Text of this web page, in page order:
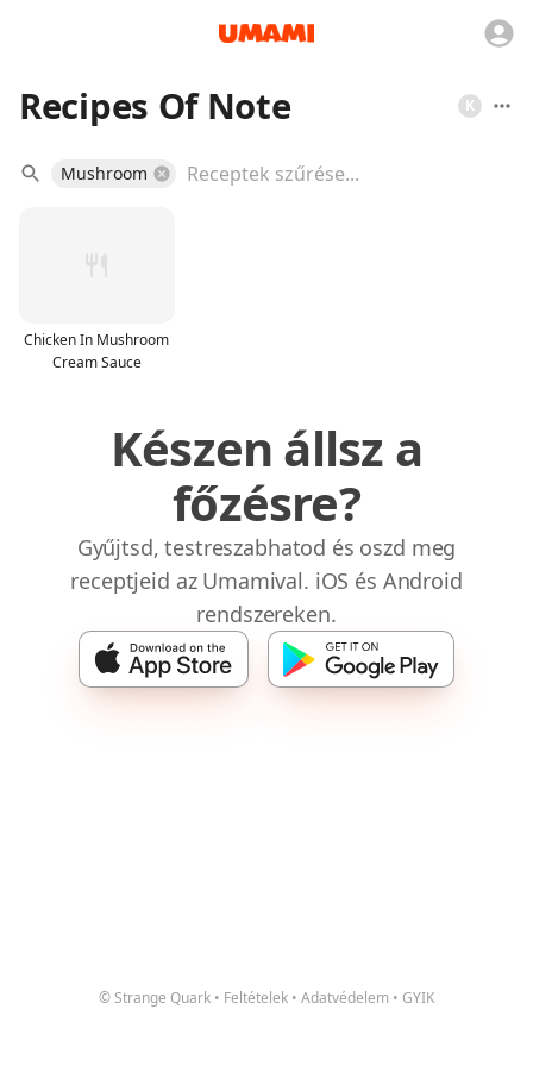
Recipes Of Note K
Mushroom
Chicken In Mushroom
Cream Sauce
Készen állsz a
főzésre?
Gyűjtsd, testreszabhatod és oszd meg
receptjeid az Umamival. iOS és Android
rendszereken.
© Strange Quark • Feltételek • Adatvédelem • GYIK